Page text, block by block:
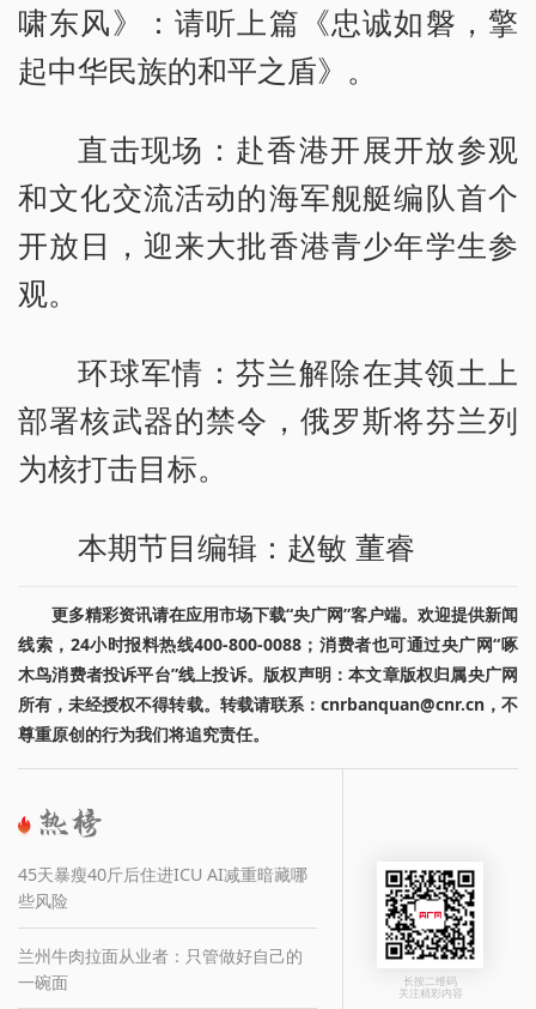
啸东风》：请听上篇《忠诚如磐，擎
起中华民族的和平之盾》。
直击现场：赴香港开展开放参观
和文化交流活动的海军舰艇编队首个
开放日，迎来大批香港青少年学生参
观。
环球军情：芬兰解除在其领土上
部署核武器的禁令，俄罗斯将芬兰列
为核打击目标。
本期节目编辑：赵敏 董睿
更多精彩资讯请在应用市场下载“央广网”客户端。欢迎提供新闻
线索，24小时报料热线400-800-0088；消费者也可通过央广网“啄
木鸟消费者投诉平台”线上投诉。版权声明：本文章版权归属央广网
所有，未经授权不得转载。转载请联系：cnrbanquan@cnr.cn，不
尊重原创的行为我们将追究责任。
45天暴瘦40斤后住进ICU AI减重暗藏哪
些风险
兰州牛肉拉面从业者：只管做好自己的
一碗面
长按二维码
关注精彩内容